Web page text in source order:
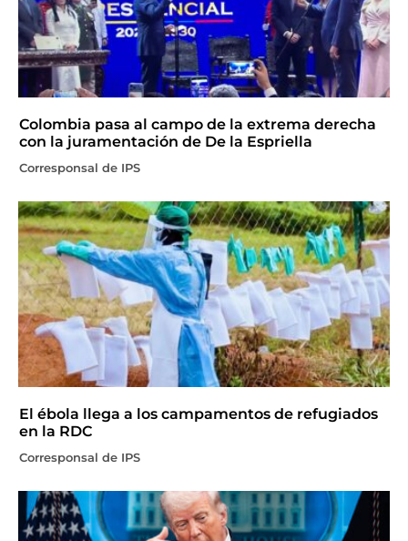
Colombia pasa al campo de la extrema derecha
con la juramentación de De la Espriella
Corresponsal de IPS
El ébola llega a los campamentos de refugiados
en la RDC
Corresponsal de IPS